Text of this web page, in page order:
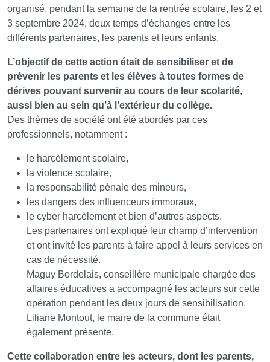
organisé, pendant la semaine de la rentrée scolaire, les 2 et
3 septembre 2024, deux temps d’échanges entre les
différents partenaires, les parents et leurs enfants.
L’objectif de cette action était de sensibiliser et de
prévenir les parents et les élèves à toutes formes de
dérives pouvant survenir au cours de leur scolarité,
aussi bien au sein qu’à l’extérieur du collège.
Des thèmes de société ont été abordés par ces
professionnels, notamment :
le harcèlement scolaire,
la violence scolaire,
la responsabilité pénale des mineurs,
les dangers des influenceurs immoraux,
le cyber harcèlement et bien d’autres aspects.
Les partenaires ont expliqué leur champ d’intervention
et ont invité les parents à faire appel à leurs services en
cas de nécessité.
Maguy Bordelais, conseillère municipale chargée des
affaires éducatives a accompagné les acteurs sur cette
opération pendant les deux jours de sensibilisation.
Liliane Montout, le maire de la commune était
également présente.
Cette collaboration entre les acteurs, dont les parents,